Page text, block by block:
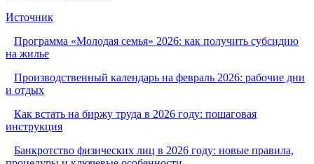
Источник
Программа «Молодая семья» 2026: как получить субсидию
на жилье
Производственный календарь на февраль 2026: рабочие дни
и отдых
Как встать на биржу труда в 2026 году: пошаговая
инструкция
Банкротство физических лиц в 2026 году: новые правила,